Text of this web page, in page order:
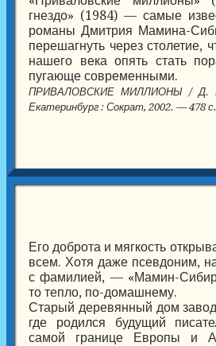
гнездо» (1984) — самые
романы Дмитрия Мамина-
перешагнуть через столетие,
нашего века опять стать
пугающе современными.
ПРИВАЛОВСКИЕ МИЛЛИОНЫ / Д.
Екатеринбург : Сократ, 2002. — 478 с.
Его доброта и мягкость
всем. Хотя даже псевдоним,
с фамилией, — «Мамин-
то тепло, по-домашнему.
Старый деревянный дом
где родился будущий
самой границе Европы и